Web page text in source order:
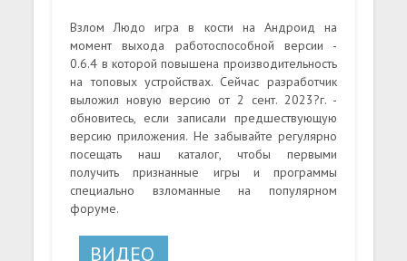
Взлом Людо игра в кости на Андроид на
момент выхода работоспособной версии -
0.6.4 в которой повышена производительность
на топовых устройствах. Сейчас разработчик
выложил новую версию от 2 сент. 2023?г. -
обновитесь, если записали предшествующую
версию приложения. Не забывайте регулярно
посещать наш каталог, чтобы первыми
получить признанные игры и программы
специально взломанные на популярном
форуме.
ВИДЕО